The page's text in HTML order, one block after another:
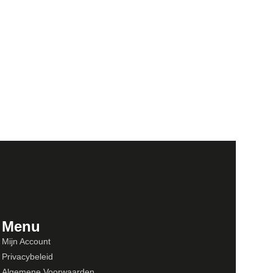
Menu
Mijn Account
Privacybeleid